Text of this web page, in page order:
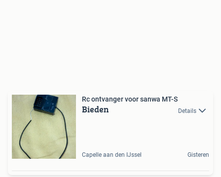
Rc ontvanger voor sanwa MT-S
Bieden Details
Capelle aan den IJssel Gisteren